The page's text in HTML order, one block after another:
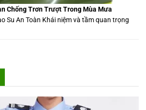
Chống Trơn Trượt Trong Mùa Mưa
Su An Toàn Khái niệm và tầm quan trọng